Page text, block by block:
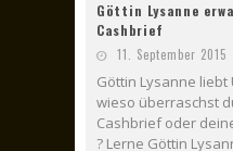
Göttin Lysanne
Cashbrief
11. September 2015
Göttin Lysanne
wieso überraschst
Cashbrief oder
? Lerne Göttin